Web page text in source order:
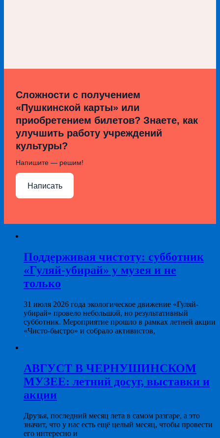
Сложности с получением
«Пушкинской карты» или
приобретением билетов? Знаете, как
улучшить работу учреждений
культуры?
Напишите — решим!
Написать
Поддерживая чистоту: субботник
«Гуляй-убирай» у музея и не
только
31 июля 2026 года экологическое движение «Гуляй-
убирай» провело небольшой, но результативный
субботник. Мероприятие прошло в рамках летней акции
«Чисто-быстро» и собрало активистов,
АВГУСТ В ЧЕРНУШИНСКОМ
МУЗЕЕ: летний досуг, выставки и
акции
Друзья, последний месяц лета в самом разгаре, а это
значит, что у нас есть ещё целый месяц, чтобы провести
его интересно и